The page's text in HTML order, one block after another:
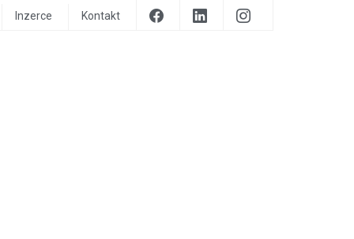
Inzerce Kontakt